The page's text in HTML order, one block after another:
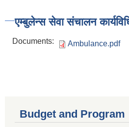
एम्बुलेन्स सेवा संचालन
Documents: Ambulance.pdf
Budget and Program